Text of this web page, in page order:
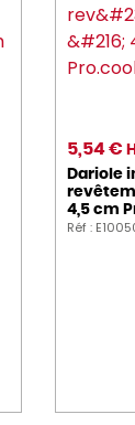
5,54 €
Dariole
4,5 cm
Réf :